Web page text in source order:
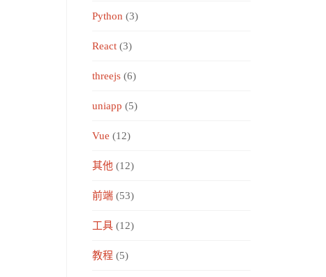
Python (3)
React (3)
threejs (6)
uniapp (5)
Vue (12)
其他 (12)
前端 (53)
工具 (12)
教程 (5)